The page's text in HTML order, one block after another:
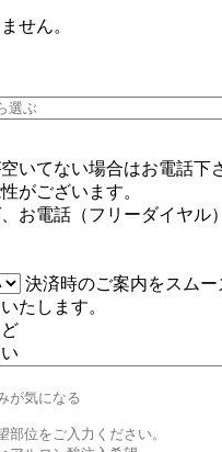
せん。
いてない場合はお電話下
がございます。
お電話（フリーダイヤル
決済時のご案内をスムー
たします。